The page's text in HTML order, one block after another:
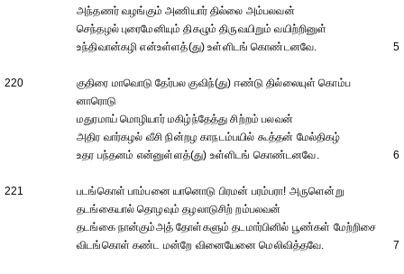
அந்தணர் வழங்கும் அணியார் தில்லை அம்பலவன்
செந்தழல் புரைமேனியும் திகழும் திருவயிறும் வயிற்றினுள்
உந்திவான்கழி என்உள்ளத்(து) உள்ளிடங் கொண்டனவே.
5
220
குதிரை மாவொடு தேர்பல குவிந்(து) ஈண்டு தில்லையுள் கொம்ப
னாரொடு
மதுரமாய் மொழியார் மகிழ்ந்தேத்து சிற்றம் பலவன்
அதிர வார்கழல் வீசி நின்றழ காநடம்பயில் கூத்தன் மேல்திகழ்
உதர பந்தனம் என்னுள்ளத்(து) உள்ளிடங் கொண்டனவே.
6
221
படங்கொள் பாம்பனை யானொடு பிரமன் பரம்பரா! அருளென்று
தடங்கையால் தொழவும் தழலாடுசிற் றம்பலவன்
தடங்கை நான்கும்அத் தோள்களும் தடமார்பினில் பூண்கள் மேற்றிசை
விடங்கொள் கண்ட மன்றே வினையேனை மெலிவித்தவே.
7